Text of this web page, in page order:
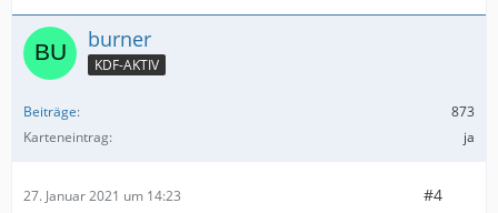
burner
KDF-AKTIV
Beiträge
873
Karteneintrag
ja
27. Januar 2021 um 14:23 #4